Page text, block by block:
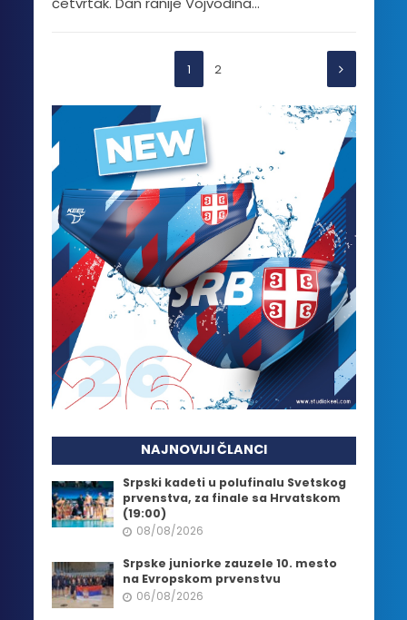
1 2
NAJNOVIJI ČLANCI
Srpski kadeti u polufinalu Svetskog
prvenstva, za finale sa Hrvatskom
(19:00)
08/08/2026
Srpske juniorke zauzele 10. mesto
na Evropskom prvenstvu
06/08/2026